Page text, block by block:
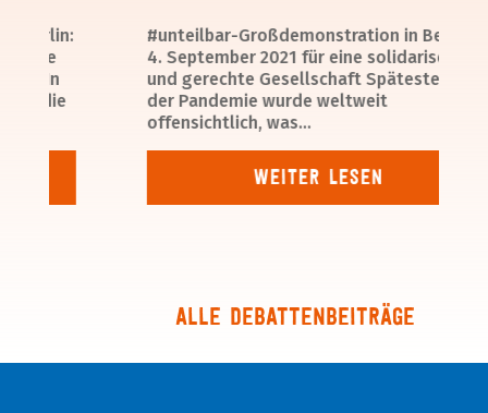
#unteilbar-Großdemonstration in Berlin am
4. September 2021 für eine solidarische
und gerechte Gesellschaft Spätestens mit
der Pandemie wurde weltweit
offensichtlich, was...
Weiter lesen
Alle Debattenbeiträge